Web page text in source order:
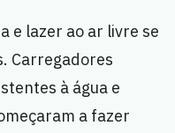
e lazer ao ar livre se
Carregadores
à água e
a fazer